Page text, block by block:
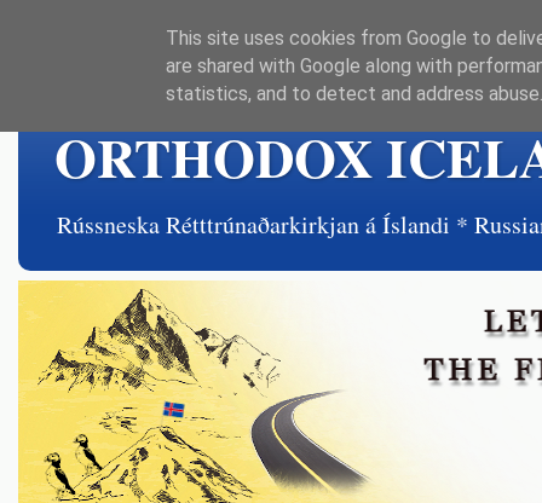
ORTHODOX
Rússneska Rétttrúnaðarkirkjan á Íslandi *
This site uses cookies from Google to
are shared with Google along with
statistics, and to detect and address abuse.